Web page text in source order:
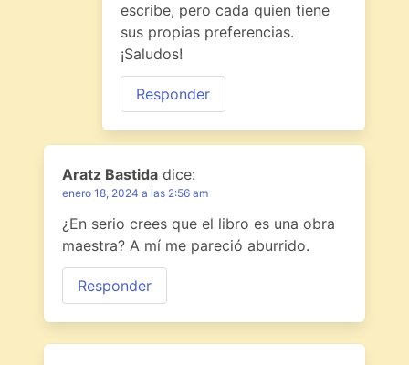
escribe, pero cada quien tiene
sus propias preferencias.
¡Saludos!
Responder
Aratz Bastida dice:
enero 18, 2024 a las 2:56 am
¿En serio crees que el libro es una obra
maestra? A mí me pareció aburrido.
Responder